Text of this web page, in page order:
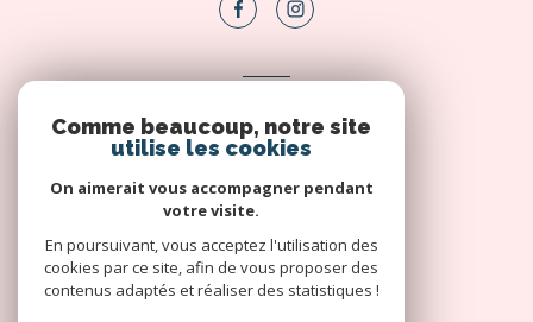
Nous adhérons
Comme beaucoup, notre site
utilise les cookies
On aimerait vous accompagner pendant
votre visite.
En poursuivant, vous acceptez l'utilisation des
cookies par ce site, afin de vous proposer des
contenus adaptés et réaliser des statistiques !